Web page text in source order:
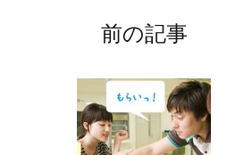
前の記事